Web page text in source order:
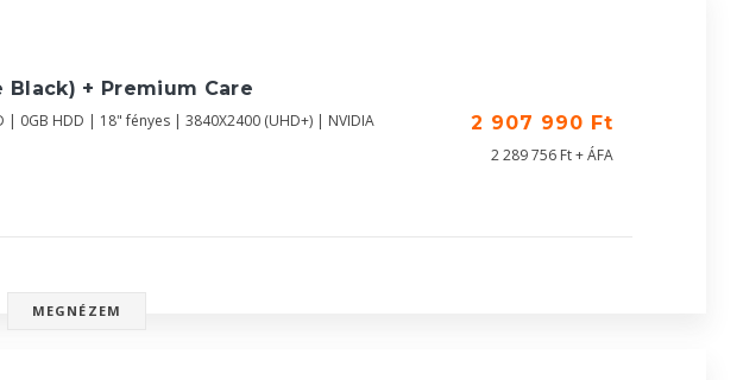
Black) + Premium Care
| 0GB HDD | 18" fényes | 3840X2400 (UHD+) | NVIDIA
2 907 990 Ft
2 289 756 Ft + ÁFA
MEGNÉZEM